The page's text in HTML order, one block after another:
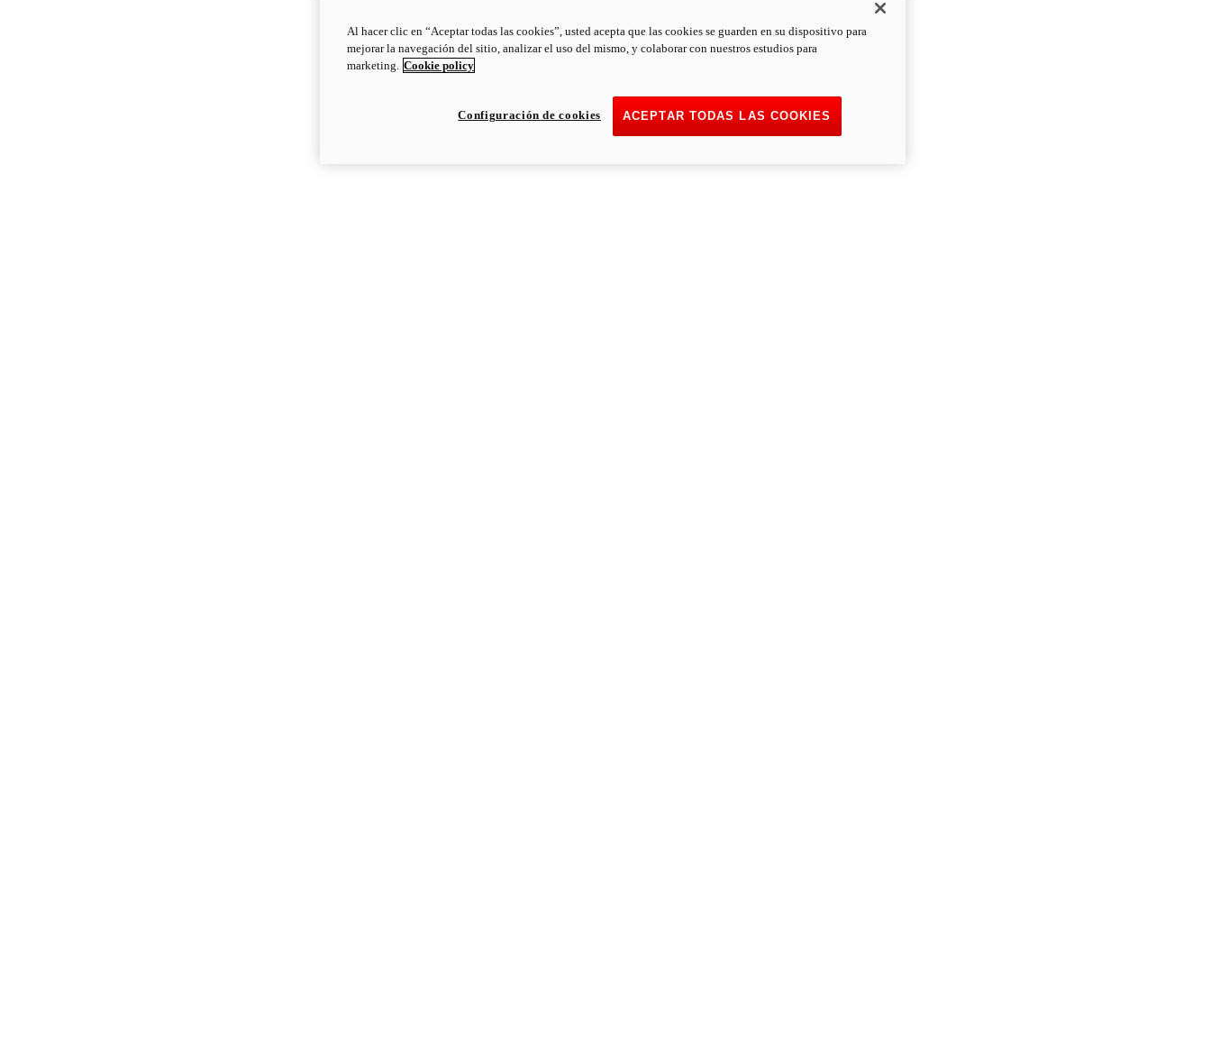
Al hacer clic en “Aceptar todas las cookies”, usted acepta que las cookies se guarden en su dispositivo para
mejorar la navegación del sitio, analizar el uso del mismo, y colaborar con nuestros estudios para
marketing. Cookie policy
ACEPTAR TODAS LAS COOKIES
Configuración de cookies